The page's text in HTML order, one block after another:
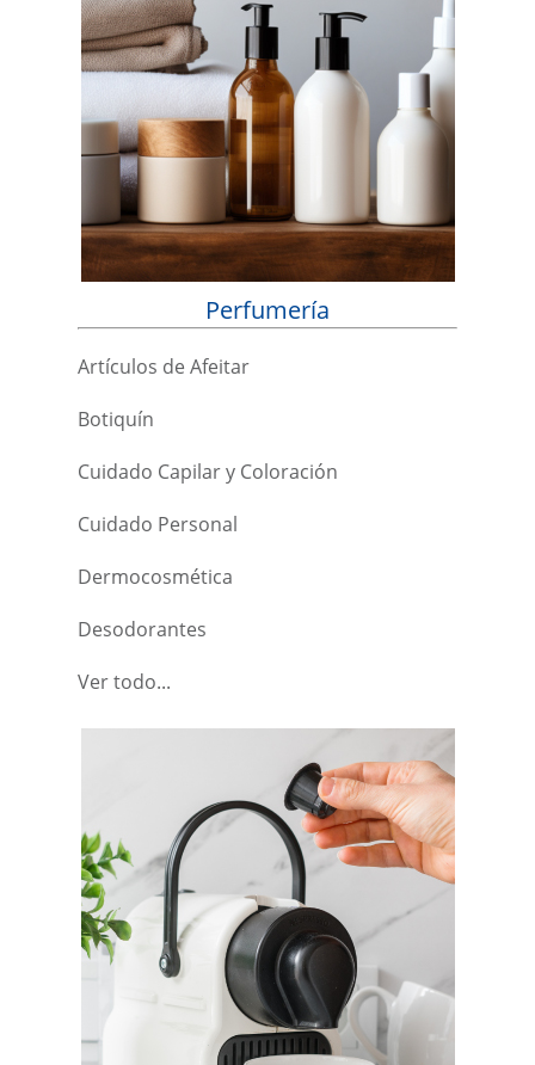
Perfumería
Artículos de Afeitar
Botiquín
Cuidado Capilar y Coloración
Cuidado Personal
Dermocosmética
Desodorantes
Ver todo...